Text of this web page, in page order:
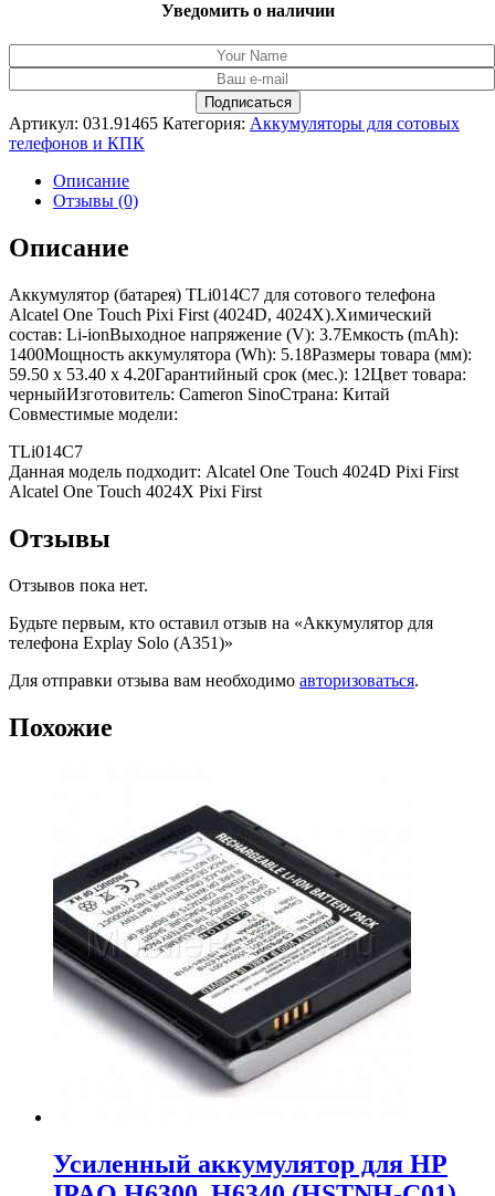
Уведомить о наличии
Артикул: 031.91465 Категория: Аккумуляторы для сотовых
телефонов и КПК
Описание
Отзывы (0)
Описание
Аккумулятор (батарея) TLi014C7 для сотового телефона
Alcatel One Touch Pixi First (4024D, 4024X).Химический
состав: Li-ionВыходное напряжение (V): 3.7Емкость (mAh):
1400Мощность аккумулятора (Wh): 5.18Размеры товара (мм):
59.50 x 53.40 x 4.20Гарантийный срок (мес.): 12Цвет товара:
черныйИзготовитель: Cameron SinoСтрана: Китай
Совместимые модели:
TLi014C7
Данная модель подходит: Alcatel One Touch 4024D Pixi First
Alcatel One Touch 4024X Pixi First
Отзывы
Отзывов пока нет.
Будьте первым, кто оставил отзыв на «Аккумулятор для
телефона Explay Solo (A351)»
Для отправки отзыва вам необходимо авторизоваться.
Похожие
Усиленный аккумулятор для HP